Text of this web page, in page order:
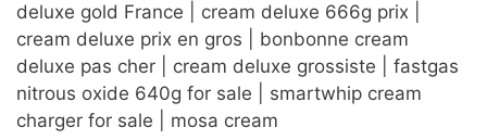
deluxe gold France | cream deluxe 666g prix |
cream deluxe prix en gros | bonbonne cream
deluxe pas cher | cream deluxe grossiste | fastgas
nitrous oxide 640g for sale | smartwhip cream
charger for sale | mosa cream